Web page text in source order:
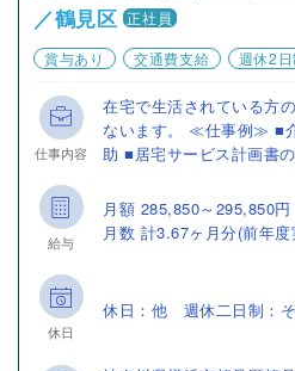
／鶴見区 正社員
賞与あり
交通費支給 週休2
仕事内容
在宅で生活されている方
ないます。 ≪仕事例≫ ■
助 ■居宅サービス計画書
給与
月額 285,850～
月数 計3.67ヶ月分(前年
休日
休日：他 週休二日制：